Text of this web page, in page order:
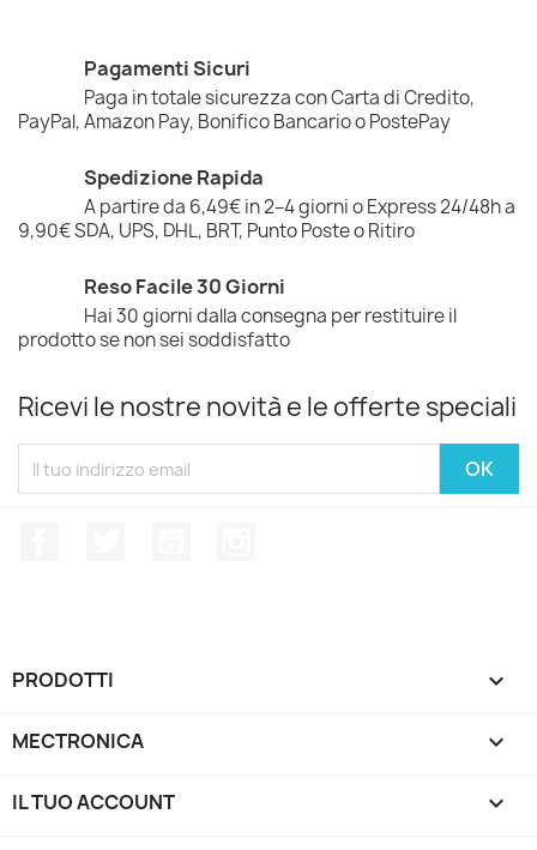
Pagamenti Sicuri
Paga in totale sicurezza con Carta di Credito,
PayPal, Amazon Pay, Bonifico Bancario o PostePay
Spedizione Rapida
A partire da 6,49€ in 2–4 giorni o Express 24/48h a
9,90€ SDA, UPS, DHL, BRT, Punto Poste o Ritiro
Reso Facile 30 Giorni
Hai 30 giorni dalla consegna per restituire il
prodotto se non sei soddisfatto
Ricevi le nostre novità e le offerte speciali
PRODOTTI 
MECTRONICA 
IL TUO ACCOUNT 